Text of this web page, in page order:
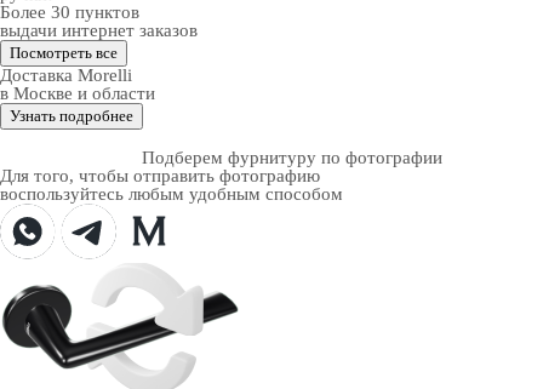
Более 30 пунктов
выдачи интернет заказов
Посмотреть все
Доставка Morelli
в Москве и области
Узнать подробнее
Подберем фурнитуру по фотографии
Для того, чтобы отправить фотографию
воспользуйтесь любым удобным способом